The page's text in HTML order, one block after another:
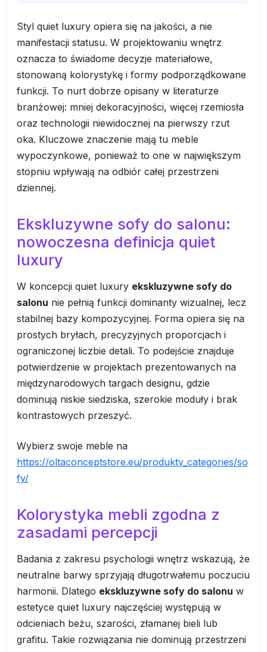
Styl quiet luxury opiera się na jakości, a nie
manifestacji statusu. W projektowaniu wnętrz
oznacza to świadome decyzje materiałowe,
stonowaną kolorystykę i formy podporządkowane
funkcji. To nurt dobrze opisany w literaturze
branżowej: mniej dekoracyjności, więcej rzemiosła
oraz technologii niewidocznej na pierwszy rzut
oka. Kluczowe znaczenie mają tu meble
wypoczynkowe, ponieważ to one w największym
stopniu wpływają na odbiór całej przestrzeni
dziennej.
Ekskluzywne sofy do salonu:
nowoczesna definicja quiet
luxury
W koncepcji quiet luxury ekskluzywne sofy do
salonu nie pełnią funkcji dominanty wizualnej, lecz
stabilnej bazy kompozycyjnej. Forma opiera się na
prostych bryłach, precyzyjnych proporcjach i
ograniczonej liczbie detali. To podejście znajduje
potwierdzenie w projektach prezentowanych na
międzynarodowych targach designu, gdzie
dominują niskie siedziska, szerokie moduły i brak
kontrastowych przeszyć.
Wybierz swoje meble na
https://oltaconceptstore.eu/produkty_categories/so
fy/
Kolorystyka mebli zgodna z
zasadami percepcji
Badania z zakresu psychologii wnętrz wskazują, że
neutralne barwy sprzyjają długotrwałemu poczuciu
harmonii. Dlatego ekskluzywne sofy do salonu w
estetyce quiet luxury najczęściej występują w
odcieniach beżu, szarości, złamanej bieli lub
grafitu. Takie rozwiązania nie dominują przestrzeni